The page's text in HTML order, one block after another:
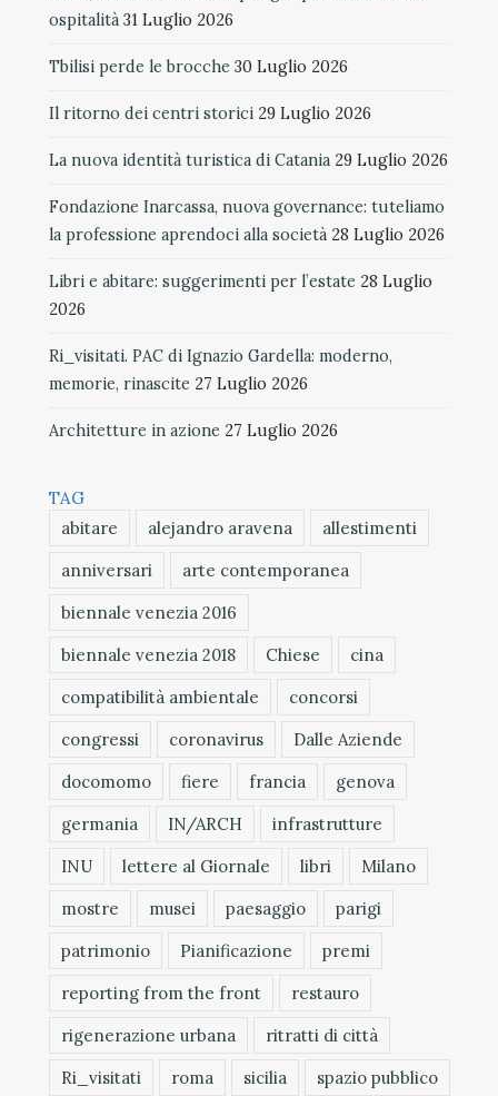
ospitalità 31 Luglio 2026
Tbilisi perde le brocche 30 Luglio 2026
Il ritorno dei centri storici 29 Luglio 2026
La nuova identità turistica di Catania 29 Luglio 2026
Fondazione Inarcassa, nuova governance: tuteliamo
la professione aprendoci alla società 28 Luglio 2026
Libri e abitare: suggerimenti per l’estate 28 Luglio
2026
Ri_visitati. PAC di Ignazio Gardella: moderno,
memorie, rinascite 27 Luglio 2026
Architetture in azione 27 Luglio 2026
TAG
abitare
alejandro aravena
allestimenti
anniversari
arte contemporanea
biennale venezia 2016
biennale venezia 2018
Chiese
cina
compatibilità ambientale
concorsi
congressi
coronavirus
Dalle Aziende
docomomo
fiere francia
genova
germania
IN/ARCH
infrastrutture
INU
lettere al Giornale libri
Milano
mostre
musei paesaggio
parigi
patrimonio
Pianificazione
premi
reporting from the front
restauro
rigenerazione urbana
ritratti di città
Ri_visitati
roma sicilia spazio pubblico